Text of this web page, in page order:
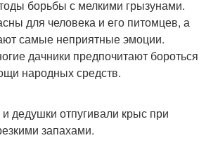
борьбы с мелкими грызунами.
для человека и его питомцев, а
самые неприятные эмоции.
дачники предпочитают бороться
народных средств.
дедушки отпугивали крыс при
запахами.